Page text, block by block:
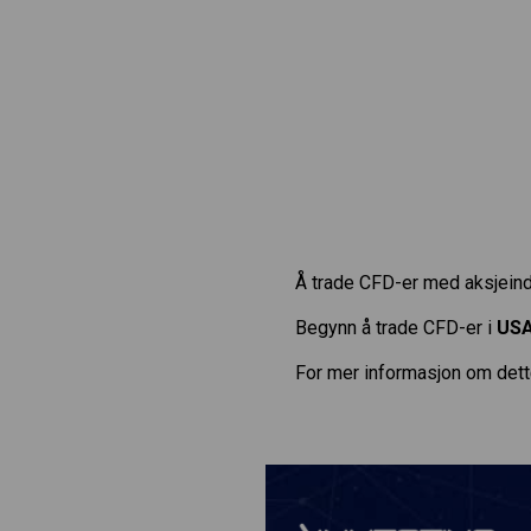
Å trade CFD-er med
Begynn å trade CFD-er i
For mer informasjon om